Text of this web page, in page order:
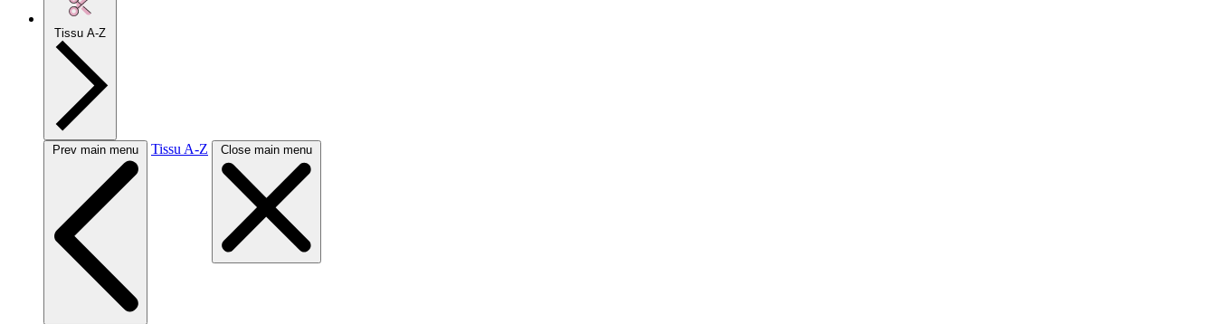
Tissu A-Z
Prev main menu Tissu A-Z Close main menu